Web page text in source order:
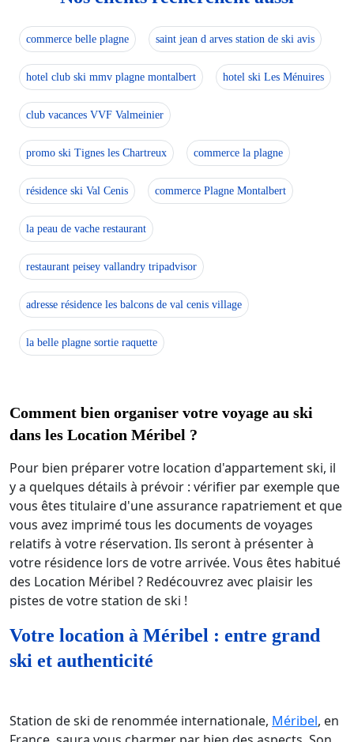
commerce belle plagne saint jean d arves station de ski avis
hotel club ski mmv plagne montalbert hotel ski Les Ménuires
club vacances VVF Valmeinier
promo ski Tignes les Chartreux commerce la plagne
résidence ski Val Cenis commerce Plagne Montalbert
la peau de vache restaurant
restaurant peisey vallandry tripadvisor
adresse résidence les balcons de val cenis village
la belle plagne sortie raquette
Comment bien organiser votre voyage au ski
dans les Location Méribel ?
Pour bien préparer votre location d'appartement ski, il
y a quelques détails à prévoir : vérifier par exemple que
vous êtes titulaire d'une assurance rapatriement et que
vous avez imprimé tous les documents de voyages
relatifs à votre réservation. Ils seront à présenter à
votre résidence lors de votre arrivée. Vous êtes habitué
des Location Méribel ? Redécouvrez avec plaisir les
pistes de votre station de ski !
Votre location à Méribel : entre grand
ski et authenticité
Station de ski de renommée internationale, Méribel, en